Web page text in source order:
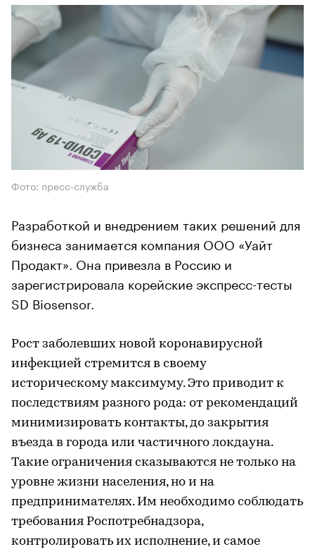
Фото: пресс-служба
Разработкой и внедрением таких решений для
бизнеса занимается компания ООО «Уайт
Продакт». Она привезла в Россию и
зарегистрировала корейские экспресс-тесты
SD Biosensor.
Рост заболевших новой коронавирусной
инфекцией стремится в своему
историческому максимуму. Это приводит к
последствиям разного рода: от рекомендаций
минимизировать контакты, до закрытия
въезда в города или частичного локдауна.
Такие ограничения сказываются не только на
уровне жизни населения, но и на
предпринимателях. Им необходимо соблюдать
требования Роспотребнадзора,
контролировать их исполнение, и самое